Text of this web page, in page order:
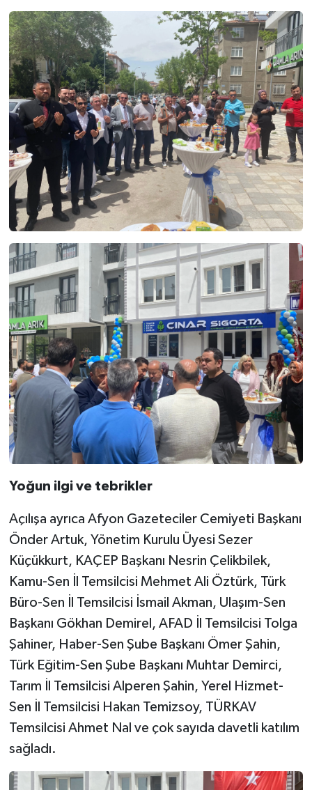
Yoğun ilgi ve tebrikler
Açılışa ayrıca Afyon Gazeteciler Cemiyeti Başkanı
Önder Artuk, Yönetim Kurulu Üyesi Sezer
Küçükkurt, KAÇEP Başkanı Nesrin Çelikbilek,
Kamu-Sen İl Temsilcisi Mehmet Ali Öztürk, Türk
Büro-Sen İl Temsilcisi İsmail Akman, Ulaşım-Sen
Başkanı Gökhan Demirel, AFAD İl Temsilcisi Tolga
Şahiner, Haber-Sen Şube Başkanı Ömer Şahin,
Türk Eğitim-Sen Şube Başkanı Muhtar Demirci,
Tarım İl Temsilcisi Alperen Şahin, Yerel Hizmet-
Sen İl Temsilcisi Hakan Temizsoy, TÜRKAV
Temsilcisi Ahmet Nal ve çok sayıda davetli katılım
sağladı.